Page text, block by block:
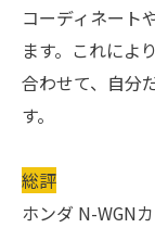
コーディネート
ます。これによ
合わせて、自分
す。
総評
ホンダ N-WGN